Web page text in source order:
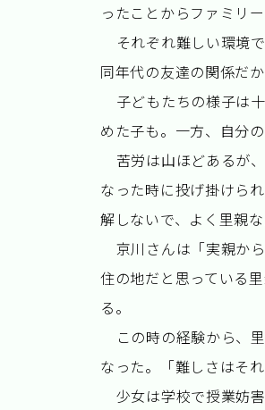
ったことからファミリ
それぞれ難しい環境
同年代の友達の関係だ
子どもたちの様子は
めた子も。一方、自分
苦労は山ほどあるが
なった時に投げ掛けら
解しないで、よく里親な
京川さんは「実親か
住の地だと思っている
る。
この時の経験から、
なった。「難しさはそ
少女は学校で授業妨